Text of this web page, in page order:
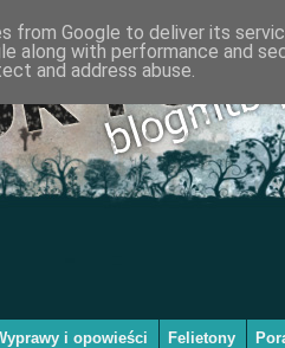
i opowieści Felietony
from Google to deliver its
along with performance and
and address abuse.